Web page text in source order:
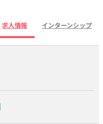
求人情報 インターンシップ